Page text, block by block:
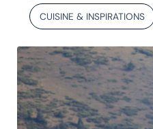
CUISINE & INSPIRATIONS